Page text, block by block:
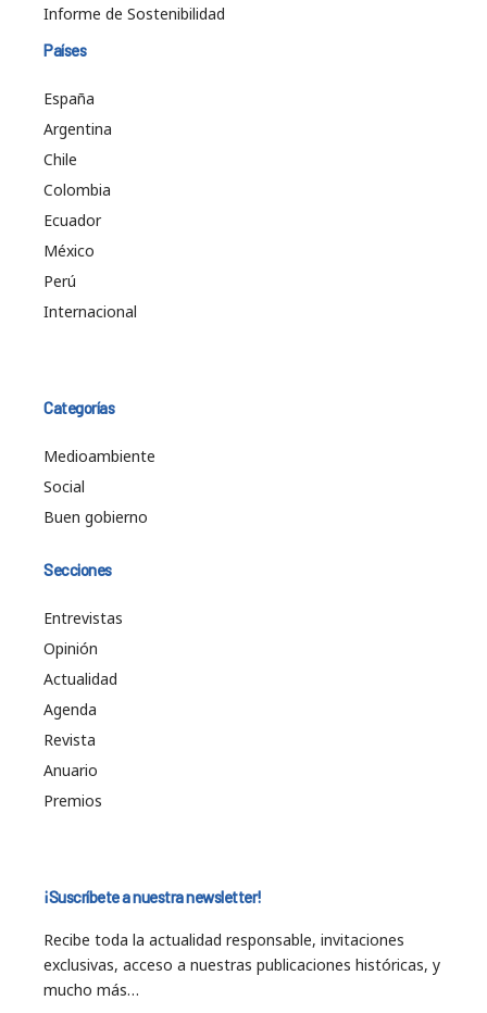
Informe de Sostenibilidad
Países
España
Argentina
Chile
Colombia
Ecuador
México
Perú
Internacional
Categorías
Medioambiente
Social
Buen gobierno
Secciones
Entrevistas
Opinión
Actualidad
Agenda
Revista
Anuario
Premios
¡Suscríbete a nuestra newsletter!
Recibe toda la actualidad responsable, invitaciones
exclusivas, acceso a nuestras publicaciones históricas, y
mucho más…